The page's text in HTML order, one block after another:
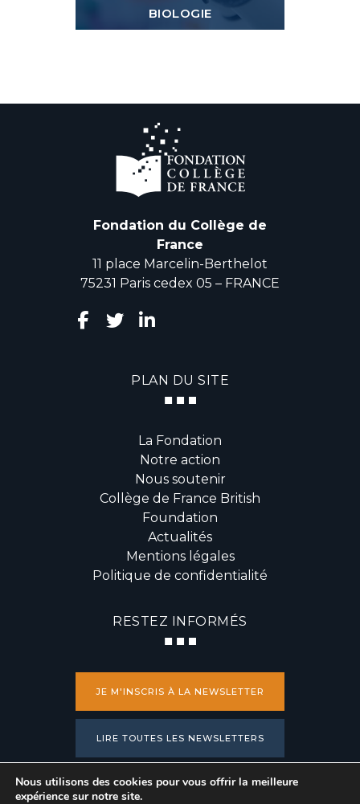
BIOLOGIE
Fondation du Collège de
France
11 place Marcelin-Berthelot
75231 Paris cedex 05 – FRANCE
PLAN DU SITE
La Fondation
Notre action
Nous soutenir
Collège de France British
Foundation
Actualités
Mentions légales
Politique de confidentialité
RESTEZ INFORMÉS
JE M'INSCRIS À LA NEWSLETTER
LIRE TOUTES LES NEWSLETTERS
PRESSE
Nous utilisons des cookies pour vous offrir la meilleure
expérience sur notre site.